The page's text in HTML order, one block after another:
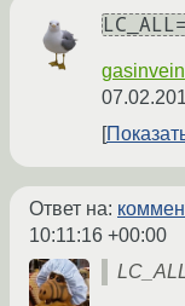
gasinvein
Ответ на:
10:11:16 +00:00